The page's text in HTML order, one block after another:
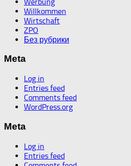
Willkommen
Wirtschaft
ZPO
Без рубрики
Meta
Log in
Entries feed
Comments feed
WordPress.org
Meta
Log in
Entries feed